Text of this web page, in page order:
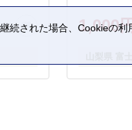
1,000
された場合、Cookieの利